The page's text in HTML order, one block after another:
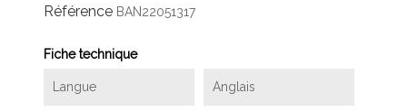
Référence BAN22051317
Fiche technique
Langue Anglais